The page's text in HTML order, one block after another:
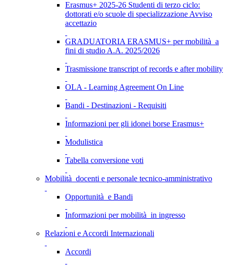
Erasmus+ 2025-26 Studenti di terzo ciclo:
dottorati e/o scuole di specializzazione Avviso
accettazio
GRADUATORIA ERASMUS+ per mobilità a
fini di studio A.A. 2025/2026
Trasmissione transcript of records e after mobility
OLA - Learning Agreement On Line
Bandi - Destinazioni - Requisiti
Informazioni per gli idonei borse Erasmus+
Modulistica
Tabella conversione voti
Mobilità docenti e personale tecnico-amministrativo
Opportunità e Bandi
Informazioni per mobilità in ingresso
Relazioni e Accordi Internazionali
Accordi